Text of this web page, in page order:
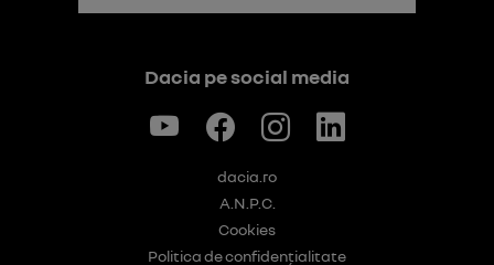
Dacia pe social media
dacia.ro
A.N.P.C.
Cookies
Politica de confidențialitate